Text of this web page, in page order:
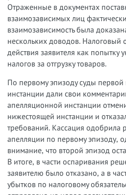
Отраженные в документах
взаимозависимых лиц
взаимозависимость была
нескольких доводов. Налоговый
действия заявителя как попытку
налогов за отгрузку товаров.
По первому эпизоду суды
инстанции дали свои
апелляционной инстанции
нижестоящей инстанции и
требований. Кассация одобрила
апелляции по первому эпизоду,
внимание, что второй эпизод
В итоге, в части оспаривания
заявителю было отказано, а в
убытков по налоговому